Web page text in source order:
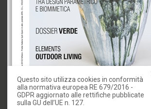
Questo sito utilizza cookies in conformità
alla normativa europea RE 679/2016 -
GDPR aggiornato alle rettifiche pubblicate
sulla GU dell’UE n. 127.